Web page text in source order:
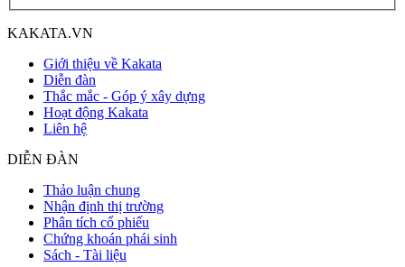
KAKATA.VN
Giới thiệu về Kakata
Diễn đàn
Thắc mắc - Góp ý xây dựng
Hoạt động Kakata
Liên hệ
DIỄN ĐÀN
Thảo luận chung
Nhận định thị trường
Phân tích cổ phiếu
Chứng khoán phái sinh
Sách - Tài liệu